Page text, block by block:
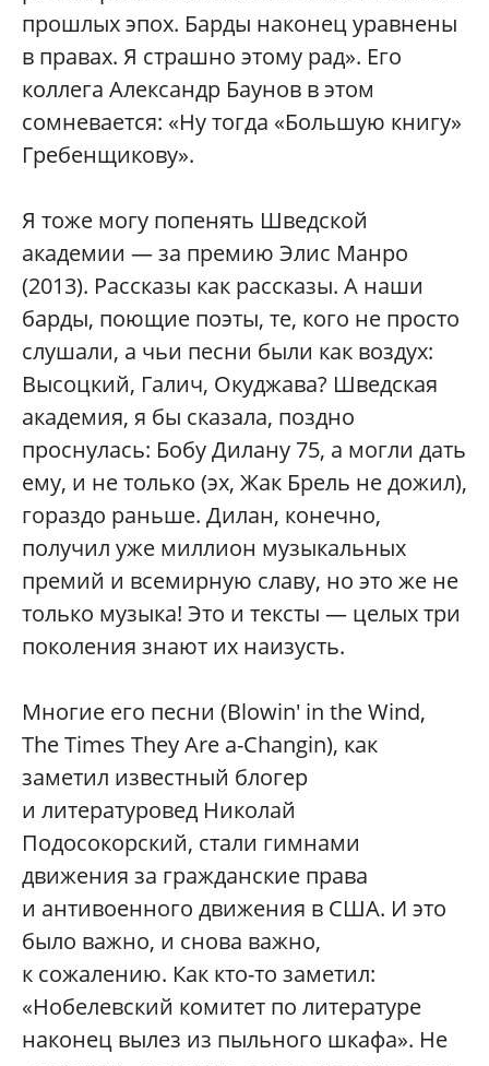
прошлых эпох. Барды наконец уравнены
в правах. Я страшно этому рад». Его
коллега Александр Баунов в этом
сомневается: «Ну тогда «Большую книгу»
Гребенщикову».
Я тоже могу попенять Шведской
академии — за премию Элис Манро
(2013). Рассказы как рассказы. А наши
барды, поющие поэты, те, кого не просто
слушали, а чьи песни были как воздух:
Высоцкий, Галич, Окуджава? Шведская
академия, я бы сказала, поздно
проснулась: Бобу Дилану 75, а могли дать
ему, и не только (эх, Жак Брель не дожил),
гораздо раньше. Дилан, конечно,
получил уже миллион музыкальных
премий и всемирную славу, но это же не
только музыка! Это и тексты — целых три
поколения знают их наизусть.
Многие его песни (Blowin' in the Wind,
The Times They Are a-Changin), как
заметил известный блогер
и литературовед Николай
Подосокорский, стали гимнами
движения за гражданские права
и антивоенного движения в США. И это
было важно, и снова важно,
к сожалению. Как кто-то заметил:
«Нобелевский комитет по литературе
наконец вылез из пыльного шкафа». Не